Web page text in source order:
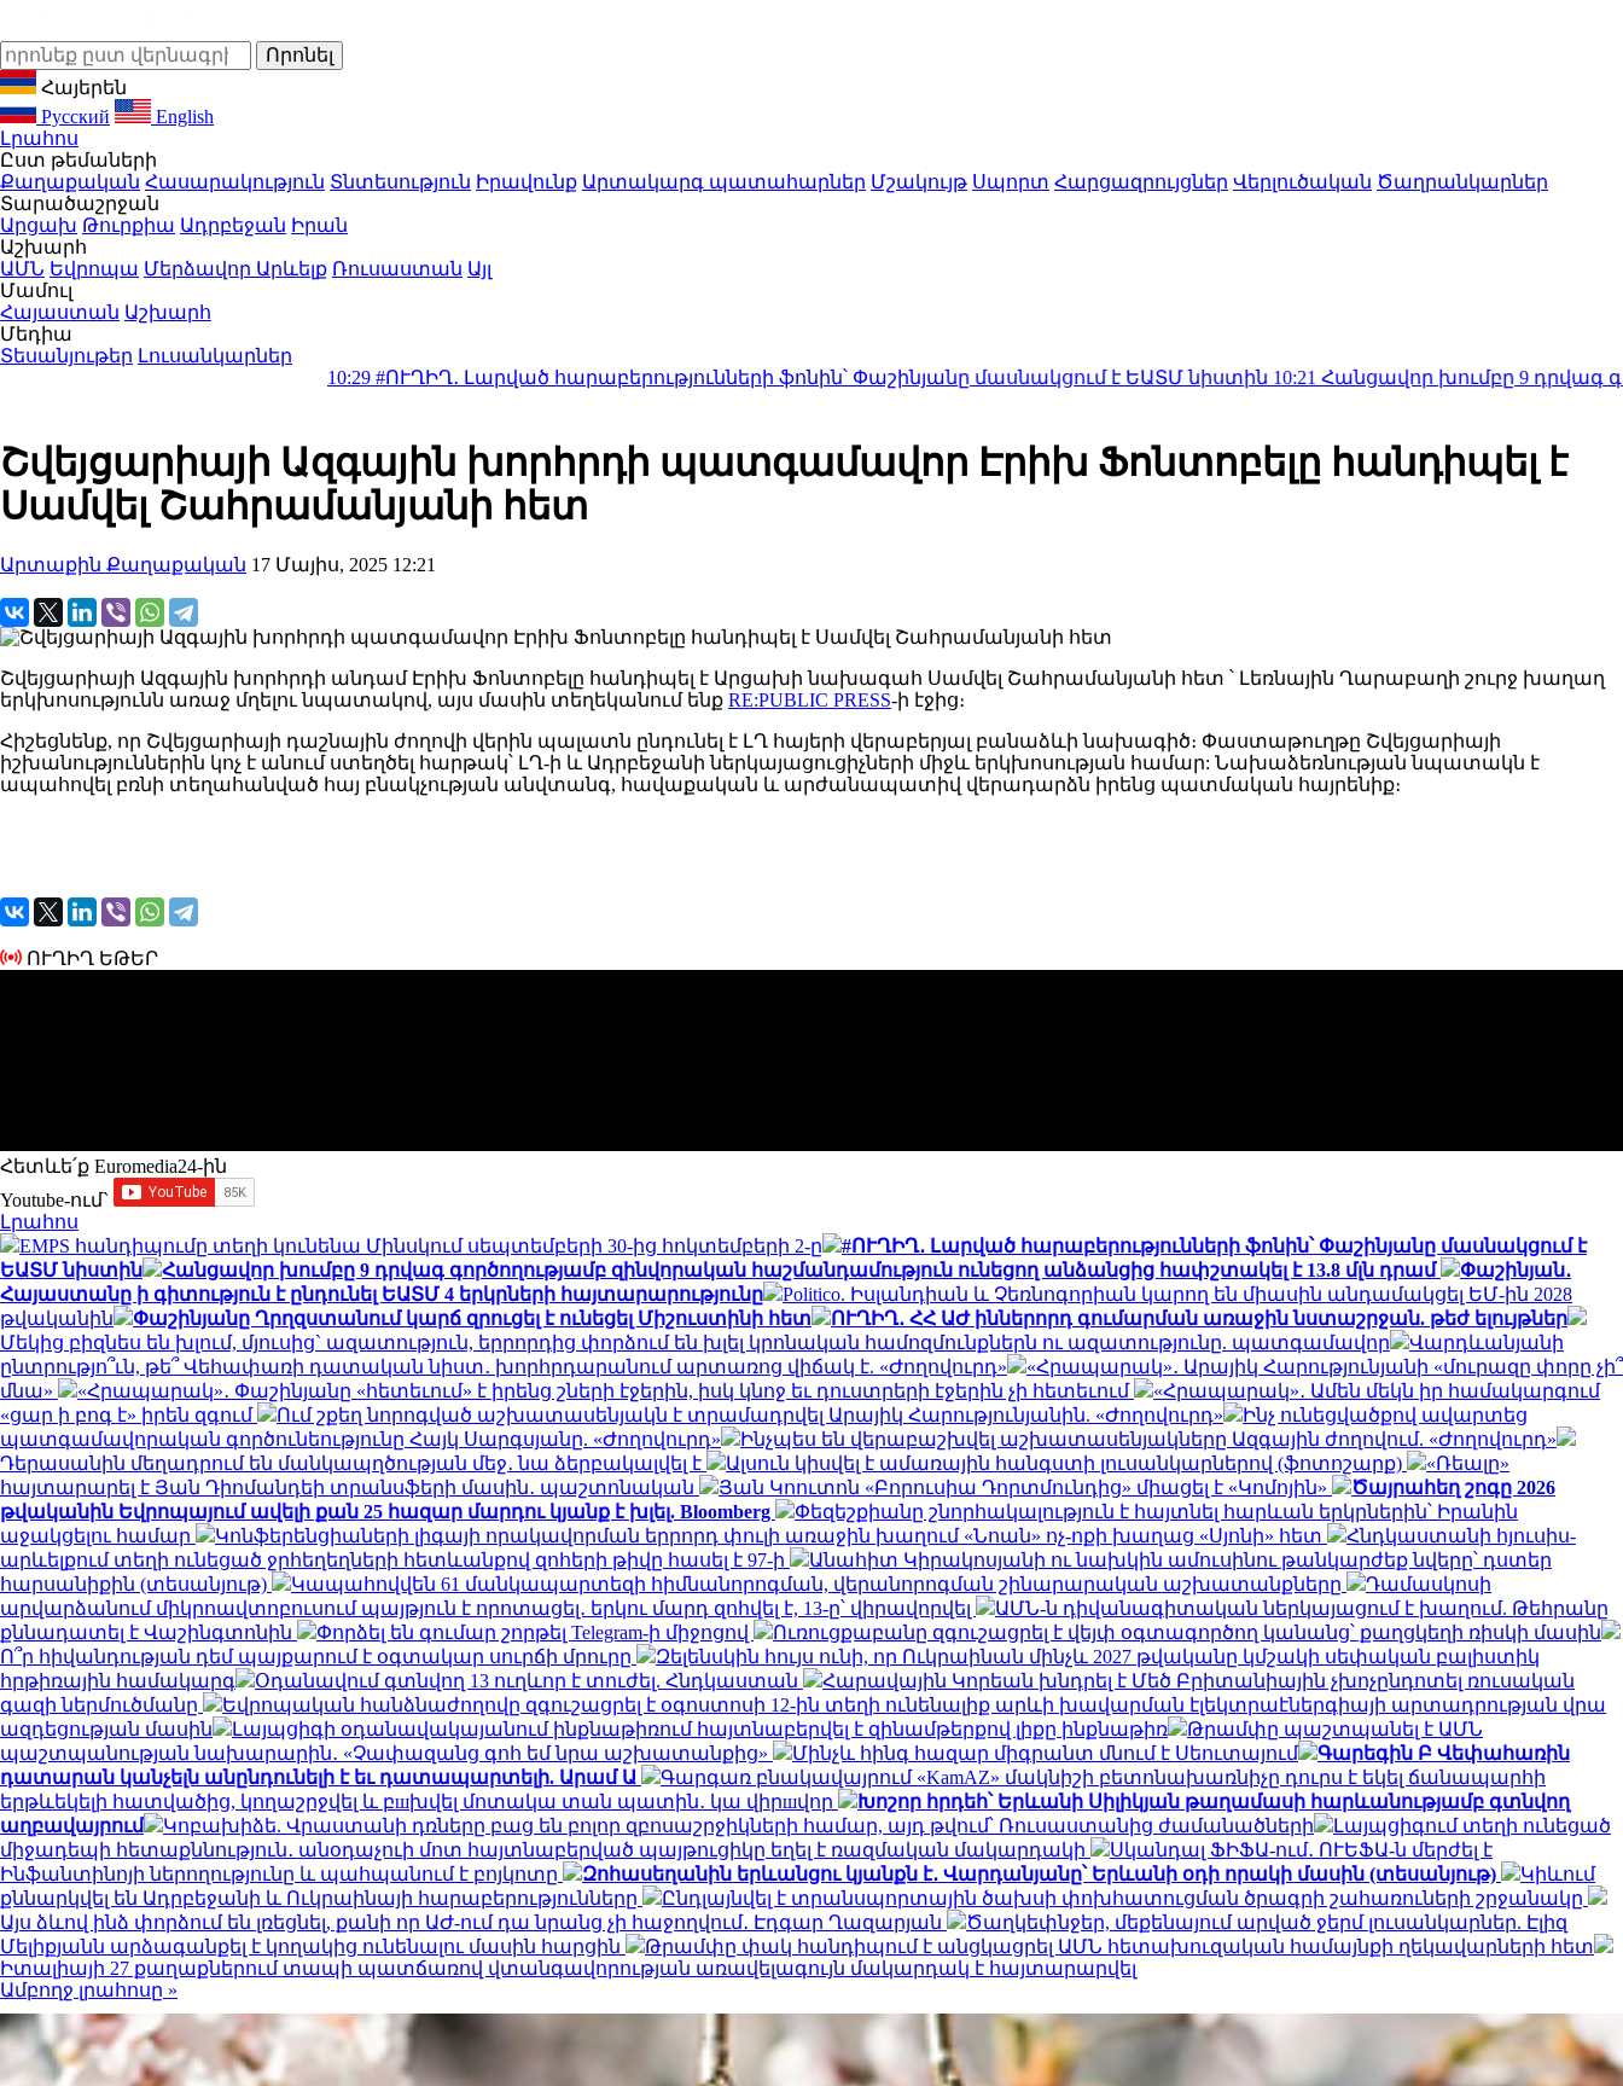
Հայերեն
Русский
English
Լրահոս
Ըստ թեմաների
Քաղաքական Հասարակություն Տնտեսություն Իրավունք Արտակարգ պատահարներ Մշակույթ Սպորտ Հարցազրույցներ Վերլուծական Ծաղրանկարներ
Տարածաշրջան
Արցախ Թուրքիա Ադրբեջան Իրան
Աշխարհ
ԱՄՆ Եվրոպա Մերձավոր Արևելք Ռուսաստան Այլ
Մամուլ
Հայաստան Աշխարհ
Մեդիա
Տեսանյութեր Լուսանկարներ
#ՈՒՂԻՂ․ Լարված հարաբերությունների ֆոնին՝ Փաշինյանը մասնակցում է ԵԱՏՄ նիստին10:21 Հանցավոր խումբը 9 դրվագ
Շվեյցարիայի Ազգային խորհրդի պատգամավոր Էրիխ Ֆոնտոբելը հանդիպել է
Սամվել Շահրամանյանի հետ
Արտաքին Քաղաքական 17 Մայիս, 2025 12:21
Շվեյցարիայի Ազգային խորհրդի անդամ Էրիխ Ֆոնտոբելը հանդիպել է Արցախի նախագահ Սամվել Շահրամանյանի հետ ՝ Լեռնային Ղարաբաղի շուրջ խաղաղ
երկխոսությունն առաջ մղելու նպատակով, այս մասին տեղեկանում ենք RE:PUBLIC PRESS-ի էջից։
Հիշեցնենք, որ Շվեյցարիայի դաշնային ժողովի վերին պալատն ընդունել է ԼՂ հայերի վերաբերյալ բանաձևի նախագիծ։ Փաստաթուղթը Շվեյցարիայի
իշխանություններին կոչ է անում ստեղծել հարթակ՝ ԼՂ-ի և Ադրբեջանի ներկայացուցիչների միջև երկխոսության համար: Նախաձեռնության նպատակն է
ապահովել բռնի տեղահանված հայ բնակչության անվտանգ, հավաքական և արժանապատիվ վերադարձն իրենց պատմական հայրենիք։
ՈՒՂԻՂ ԵԹԵՐ
Հետևե՛ք Euromedia24-ին
Youtube-ում`
Լրահոս
EMPS հանդիպումը տեղի կունենա Մինսկում սեպտեմբերի 30-ից հոկտեմբերի 2-ը
#ՈՒՂԻՂ․ Լարված հարաբերությունների ֆոնին՝ Փաշինյանը մասնակցում է
ԵԱՏՄ նիստին
Հանցավոր խումբը 9 դրվագ գործողությամբ զինվորական հաշմանդամություն ունեցող անձանցից հափշտակել է 13.8 մլն դրամ
Փաշինյան․
Հայաստանը ի գիտություն է ընդունել ԵԱՏՄ 4 երկրների հայտարարությունը
Politico. Իսլանդիան և Չեռնոգորիան կարող են միասին անդամակցել ԵՄ-ին 2028
թվականին
Փաշինյանը Ղրղզստանում կարճ զրուցել է ունեցել Միշուստինի հետ
ՈՒՂԻՂ․ ՀՀ ԱԺ իններորդ գումարման առաջին նստաշրջան. թեժ ելույթներ
Մեկից բիզնես են խլում, մյուսից` ազատություն, երրորդից փորձում են խլել կրոնական համոզմունքներն ու ազատությունը. պատգամավոր
Վարդևանյանի
ընտրությո՞ւն, թե՞ Վեհափառի դատական նիստ․ խորհրդարանում արտառոց վիճակ է. «Ժողովուրդ»
«Հրապարակ»․ Արայիկ Հարությունյանի «մուրազը փորը չի՞
մնա»
«Հրապարակ»․ Փաշինյանը «հետեւում» է իրենց շների էջերին, իսկ կնոջ եւ դուստրերի էջերին չի հետեւում
«Հրապարակ»․ Ամեն մեկն իր համակարգում
«ցար ի բոգ է» իրեն զգում
Ում շքեղ նորոգված աշխատասենյակն է տրամադրվել Արայիկ Հարությունյանին. «Ժողովուրդ»
Ինչ ունեցվածքով ավարտեց
պատգամավորական գործունեությունը Հայկ Սարգսյանը. «Ժողովուրդ»
Ինչպես են վերաբաշխվել աշխատասենյակները Ազգային ժողովում. «Ժողովուրդ»
Դերասանին մեղադրում են մանկապղծության մեջ․ նա ձերբակալվել է
Ալսուն կիսվել է ամառային հանգստի լուսանկարներով (ֆոտոշարք)
«Ռեալը»
հայտարարել է Յան Դիոմանդեի տրանսֆերի մասին․ պաշտոնական
Յան Կոուտոն «Բորուսիա Դորտմունդից» միացել է «Կոմոյին»
Ծայրահեղ շոգը 2026
թվականին Եվրոպայում ավելի քան 25 հազար մարդու կյանք է խլել. Bloomberg
Փեզեշքիանը շնորհակալություն է հայտնել հարևան երկրներին՝ Իրանին
աջակցելու համար
Կոնֆերենցիաների լիգայի որակավորման երրորդ փուլի առաջին խաղում «Նոան» ոչ-ոքի խաղաց «Սյոնի» հետ
Հնդկաստանի հյուսիս-
արևելքում տեղի ունեցած ջրհեղեղների հետևանքով զոհերի թիվը հասել է 97-ի
Անահիտ Կիրակոսյանի ու նախկին ամուսինու թանկարժեք նվերը՝ դստեր
հարսանիքին (տեսանյութ)
Կապահովվեն 61 մանկապարտեզի հիմնանորոգման, վերանորոգման շինարարական աշխատանքները
Դամասկոսի
արվարձանում միկրոավտոբուսում պայթյուն է որոտացել․ երկու մարդ զոհվել է, 13-ը՝ վիրավորվել
ԱՄՆ-ն դիվանագիտական ներկայացում է խաղում. Թեհրանը
քննադատել է Վաշինգտոնին
Փորձել են գումար շորթել Telegram-ի միջոցով
Ուռուցքաբանը զգուշացրել է վեյփ օգտագործող կանանց՝ քաղցկեղի ռիսկի մասին
Ո՞ր հիվանդության դեմ պայքարում է օգտակար սուրճի մրուրը
Զելենսկին հույս ունի, որ Ուկրաինան մինչև 2027 թվականը կմշակի սեփական բալիստիկ
հրթիռային համակարգ
Օդանավում գտնվող 13 ուղևոր է տուժել. Հնդկաստան
Հարավային Կորեան խնդրել է Մեծ Բրիտանիային չխոչընդոտել ռուսական
գազի ներմուծմանը
Եվրոպական հանձնաժողովը զգուշացրել է օգոստոսի 12-ին տեղի ունենալիք արևի խավարման էլեկտրաէներգիայի արտադրության վրա
ազդեցության մասին
Լայպցիգի օդանավակայանում ինքնաթիռում հայտնաբերվել է զինամթերքով լիքը ինքնաթիռ
Թրամփը պաշտպանել է ԱՄՆ
պաշտպանության նախարարին․ «Չափազանց գոհ եմ նրա աշխատանքից»
Մինչև հինգ հազար միգրանտ մնում է Սեուտայում
Գարեգին Բ Վեփահառին
դատարան կանչելն անընդունելի է եւ դատապարտելի. Արամ Ա
Գարգառ բնակավայրում «KamAZ» մակնիշի բետոնախառնիչը դուրս է եկել ճանապարհի
երթևեկելի հատվածից, կողաշրջվել և բшխվել մոտակա տան պատին․ կա վիրшվոր
Խոշոր հրդեհ՝ Երևանի Սիլիկյան թաղամասի հարևանությամբ գտնվող
աղբավայրում
Կոբախիձե. Վրաստանի դռները բաց են բոլոր զբոսաշրջիկների համար, այդ թվում՝ Ռուսաստանից ժամանածների
Լայպցիգում տեղի ունեցած
միջադեպի հետաքննություն․ անօդաչուի մոտ հայտնաբերված պայթուցիկը եղել է ռազմական մակարդակի
Սկանդալ ՖԻՖԱ-ում․ ՈՒԵՖԱ-ն մերժել է
Ինֆանտինոյի ներողությունը և պահպանում է բոյկոտը
Զոհասեղանին երևանցու կյանքն է․ Վարդանյանը՝ Երևանի օդի որակի մասին (տեսանյութ)
Կիևում
քննարկվել են Ադրբեջանի և Ուկրաինայի հարաբերությունները
Ընդլայնվել է տրանսպորտային ծախսի փոխհատուցման ծրագրի շահառուների շրջանակը
Այս ձևով ինձ փորձում են լռեցնել, քանի որ ԱԺ-ում դա նրանց չի հաջողվում․ Էդգար Ղազարյան
Ծաղկեփնջեր, մեքենայում արված ջերմ լուսանկարներ. Էլիզ
Մելիքյանն արձագանքել է կողակից ունենալու մասին հարցին
Թրամփը փակ հանդիպում է անցկացրել ԱՄՆ հետախուզական համայնքի ղեկավարների հետ
Իտալիայի 27 քաղաքներում տապի պատճառով վտանգավորության առավելագույն մակարդակ է հայտարարվել
Ամբողջ լրահոսը »